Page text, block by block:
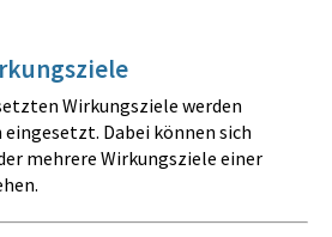
Wirkungsziele werden
Dabei können sich
mehrere Wirkungsziele einer